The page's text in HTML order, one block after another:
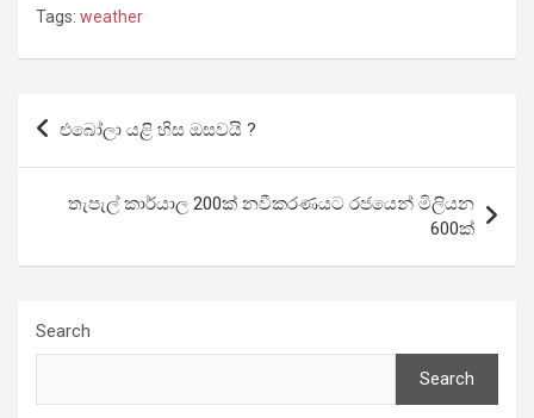
Tags: weather
Post
navigation
එබෝලා යළි හිස ඔසවයි ?
තැපැල් කාර්යාල 200ක් නවීකරණයට රජයෙන් මිලියන
600ක්
Search
Search